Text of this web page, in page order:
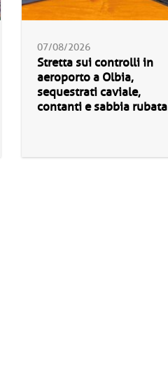
07/08/2026
Stretta sui controlli in
aeroporto a Olbia,
sequestrati caviale,
contanti e sabbia rubata